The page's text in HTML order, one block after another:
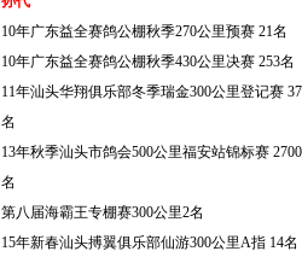
10年广东益全赛鸽公棚秋季270公里预赛 21名
10年广东益全赛鸽公棚秋季430公里决赛 253名
11年汕头华翔俱乐部冬季瑞金300公里登记赛
名
13年秋季汕头市鸽会500公里福安站锦标赛
名
第八届海霸王专棚赛300公里2名
15年新春汕头搏翼俱乐部仙游300公里A指 14名